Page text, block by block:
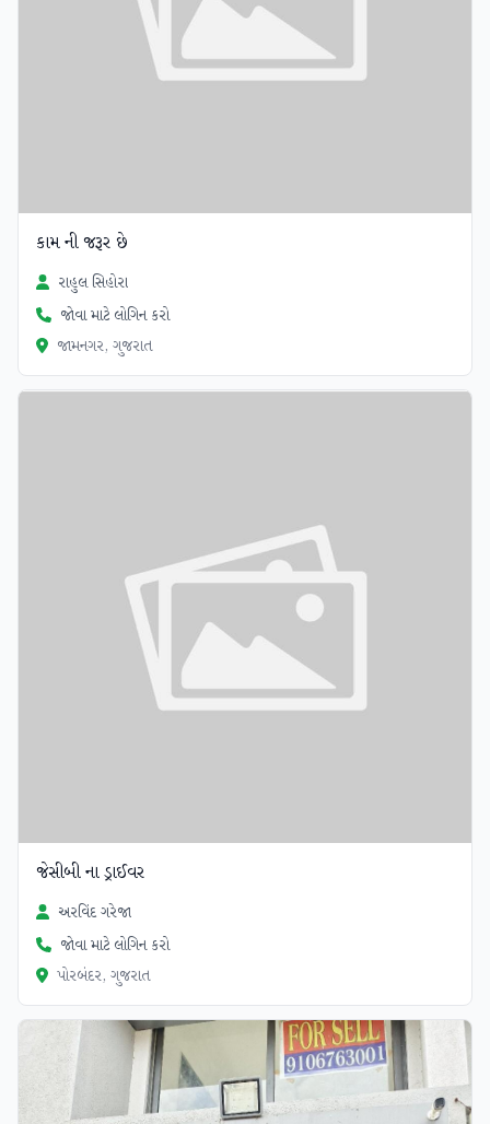
કામ ની જરૂર છે
રાહુલ સિહોરા
જોવા માટે લોગિન કરો
જામનગર, ગુજરાત
જેસીબી ના ડ્રાઈવર
અરવિંદ ગરેજા
જોવા માટે લોગિન કરો
પોરબંદર, ગુજરાત